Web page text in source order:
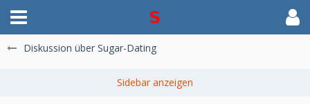
Diskussion über Sugar-Dating